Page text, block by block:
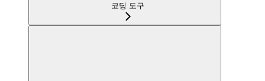
코딩 도구